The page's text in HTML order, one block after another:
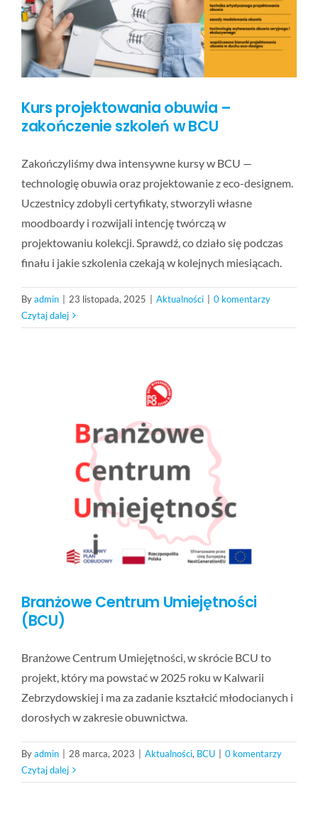
BLOG
KONTAKT
FAQ
Kurs projektowania obuwia –
zakończenie szkoleń w BCU
Zakończyliśmy dwa intensywne kursy w BCU —
technologię obuwia oraz projektowanie z eco-designem.
Uczestnicy zdobyli certyfikaty, stworzyli własne
moodboardy i rozwijali intencję twórczą w
projektowaniu kolekcji. Sprawdź, co działo się podczas
finału i jakie szkolenia czekają w kolejnych miesiącach.
Byadmin 23 listopada, 2025 Aktualności
0 komentarzy
Czytaj dalej
Branżowe Centrum Umiejętności
(BCU)
Branżowe Centrum Umiejętności, w skrócie BCU to
projekt, który ma powstać w 2025 roku w Kalwarii
Zebrzydowskiej i ma za zadanie kształcić młodocianych i
dorosłych w zakresie obuwnictwa.
Byadmin | 28 marca, 2023 | Aktualności, BCU | 0 komentarzy
Czytaj dalej